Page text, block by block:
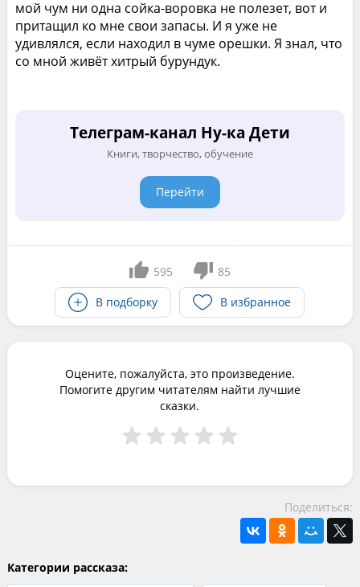
мой чум ни одна сойка-воровка не полезет, вот и
притащил ко мне свои запасы. И я уже не
удивлялся, если находил в чуме орешки. Я знал, что
со мной живёт хитрый бурундук.
Телеграм-канал Ну-ка Дети
Книги, творчество, обучение
Перейти
595
85
В подборку
В избранное
Оцените, пожалуйста, это произведение.
Помогите другим читателям найти лучшие
сказки.
Поделиться:
Категории рассказа: